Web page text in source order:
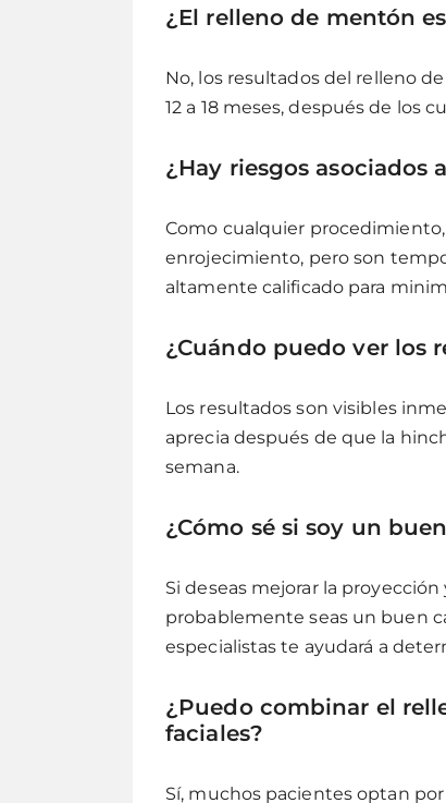
¿El relleno de mentón
No, los resultados del relleno
12 a 18 meses, después de los
¿Hay riesgos asociados
Como cualquier
enrojecimiento, pero son
altamente calificado para
¿Cuándo puedo ver los
Los resultados son visibles
aprecia después de que la
semana.
¿Cómo sé si soy un
Si deseas mejorar la
probablemente seas un buen
especialistas te ayudará a
¿Puedo combinar el
faciales?
Sí, muchos pacientes optan